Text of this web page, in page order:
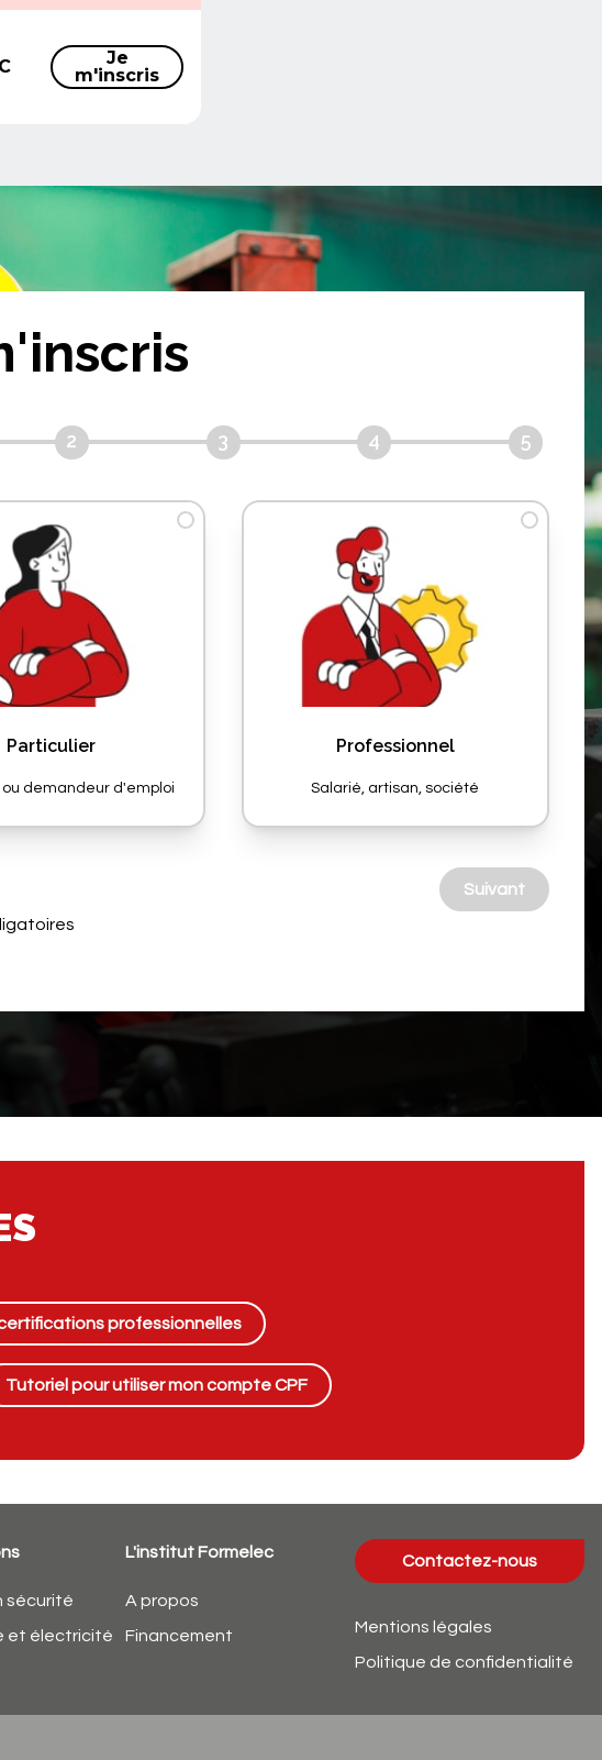
Je
m'inscris
2 3 4 5
Particulier
ou demandeur d'emploi
Professionnel
Salarié, artisan, société
Suivant
professionnelles
Tutoriel pour utiliser mon compte CPF
sécurité
et électricité
L'institut Formelec
A propos
Financement
Contactez-nous
Mentions légales
Politique de confidentialité